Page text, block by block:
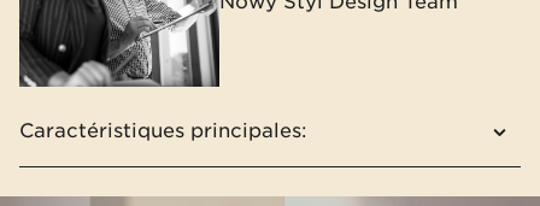
Caractéristiques principales:
Dossier et assise souples, suivant la galbe du